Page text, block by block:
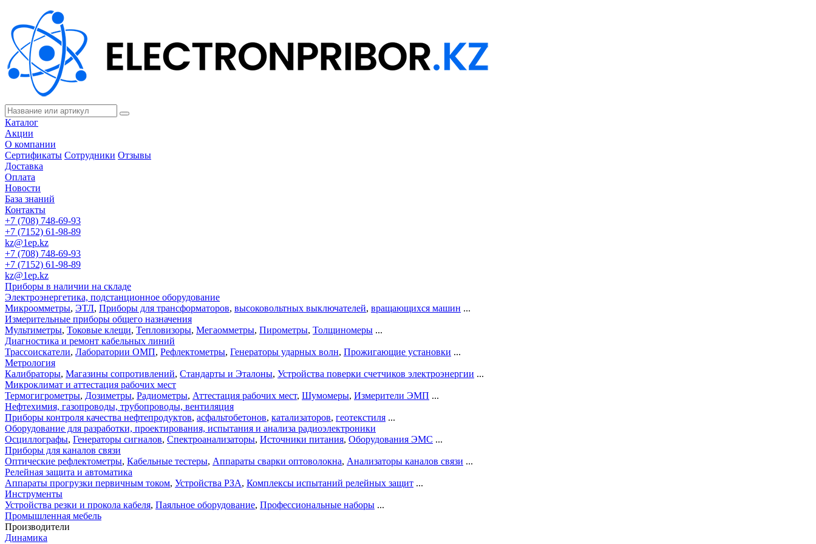
Каталог
Акции
О компании
Сертификаты Сотрудники Отзывы
Доставка
Оплата
Новости
База знаний
Контакты
+7 (708) 748-69-93
+7 (7152) 61-98-89
kz@1ep.kz
+7 (708) 748-69-93
+7 (7152) 61-98-89
kz@1ep.kz
Приборы в наличии на складе
Электроэнергетика, подстанционное оборудование
Микроомметры, ЭТЛ, Приборы для трансформаторов, высоковольтных выключателей, вращающихся машин ...
Измерительные приборы общего назначения
Мультиметры, Токовые клещи, Тепловизоры, Мегаомметры, Пирометры, Толщиномеры ...
Диагностика и ремонт кабельных линий
Трассоискатели, Лаборатории ОМП, Рефлектометры, Генераторы ударных волн, Прожигающие установки ...
Метрология
Калибраторы, Магазины сопротивлений, Стандарты и Эталоны, Устройства поверки счетчиков электроэнергии ...
Микроклимат и аттестация рабочих мест
Термогигрометры, Дозиметры, Радиометры, Аттестация рабочих мест, Шумомеры, Измерители ЭМП ...
Нефтехимия, газопроводы, трубопроводы, вентиляция
Приборы контроля качества нефтепродуктов, асфальтобетонов, катализаторов, геотекстиля ...
Оборудование для разработки, проектирования, испытания и анализа радиоэлектроники
Осциллографы, Генераторы сигналов, Спектроанализаторы, Источники питания, Оборудования ЭМС ...
Приборы для каналов связи
Оптические рефлектометры, Кабельные тестеры, Аппараты сварки оптоволокна, Анализаторы каналов связи ...
Релейная защита и автоматика
Аппараты прогрузки первичным током, Устройства РЗА, Комплексы испытаний релейных защит ...
Инструменты
Устройства резки и прокола кабеля, Паяльное оборудование, Профессиональные наборы ...
Промышленная мебель
Производители
Динамика